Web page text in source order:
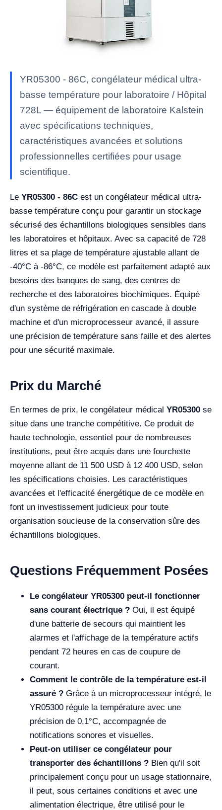
YR05300 - 86C, congélateur médical ultra-
basse température pour laboratoire / Hôpital
728L — équipement de laboratoire Kalstein
avec spécifications techniques,
caractéristiques avancées et solutions
professionnelles certifiées pour usage
scientifique.
Le YR05300 - 86C est un congélateur médical ultra-
basse température conçu pour garantir un stockage
sécurisé des échantillons biologiques sensibles dans
les laboratoires et hôpitaux. Avec sa capacité de 728
litres et sa plage de température ajustable allant de
-40°C à -86°C, ce modèle est parfaitement adapté aux
besoins des banques de sang, des centres de
recherche et des laboratoires biochimiques. Équipé
d'un système de réfrigération en cascade à double
machine et d'un microprocesseur avancé, il assure
une précision de température sans faille et des alertes
pour une sécurité maximale.
Prix du Marché
En termes de prix, le congélateur médical YR05300 se
situe dans une tranche compétitive. Ce produit de
haute technologie, essentiel pour de nombreuses
institutions, peut être acquis dans une fourchette
moyenne allant de 11 500 USD à 12 400 USD, selon
les spécifications choisies. Les caractéristiques
avancées et l'efficacité énergétique de ce modèle en
font un investissement judicieux pour toute
organisation soucieuse de la conservation sûre des
échantillons biologiques.
Questions Fréquemment Posées
Le congélateur YR05300 peut-il fonctionner
sans courant électrique ? Oui, il est équipé
d'une batterie de secours qui maintient les
alarmes et l'affichage de la température actifs
pendant 72 heures en cas de coupure de
courant.
Comment le contrôle de la température est-il
assuré ? Grâce à un microprocesseur intégré, le
YR05300 régule la température avec une
précision de 0,1°C, accompagnée de
notifications sonores et visuelles.
Peut-on utiliser ce congélateur pour
transporter des échantillons ? Bien qu'il soit
principalement conçu pour un usage stationnaire,
il peut, sous certaines conditions et avec une
alimentation électrique, être utilisé pour le